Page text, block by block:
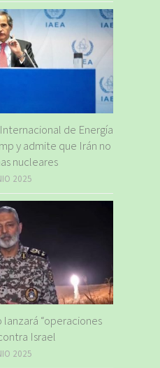
de Energía
y admite que Irán no
nucleares
2025
“operaciones
Israel
2025